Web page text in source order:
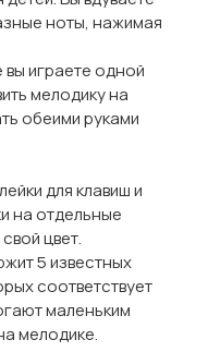
ноты, нажимая
играете одной
мелодику на
обеими руками
для клавиш и
на отдельные
цвет.
5 известных
соответствует
маленьким
мелодике.